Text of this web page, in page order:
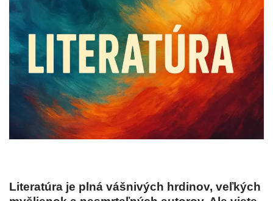
Literatúra je plná vášnivých hrdinov, veľkých